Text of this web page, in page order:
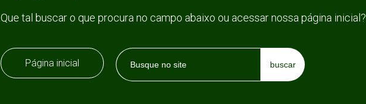
Que tal buscar o que procura no campo abaixo ou acessar nossa página inicial?
Página inicial